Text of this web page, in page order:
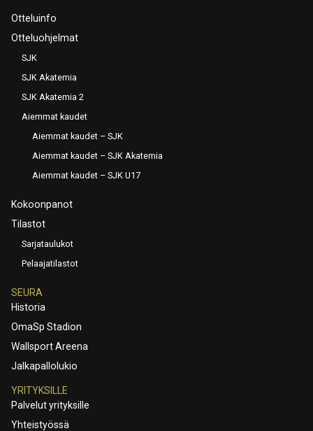
Otteluinfo
Otteluohjelmat
SJK
SJK Akatemia
SJK Akatemia 2
Aiemmat kaudet
Aiemmat kaudet – SJK
Aiemmat kaudet – SJK Akatemia
Aiemmat kaudet – SJK U17
Kokoonpanot
Tilastot
Sarjataulukot
Pelaajatilastot
SEURA
Historia
OmaSp Stadion
Wallsport Areena
Jalkapallolukio
YRITYKSILLE
Palvelut yrityksille
Yhteistyössä